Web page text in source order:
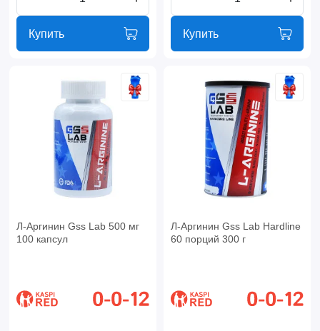
Купить Купить
Л-Аргинин Gss Lab 500 мг
100 капсул
Л-Аргинин Gss Lab Hardline
60 порций 300 г